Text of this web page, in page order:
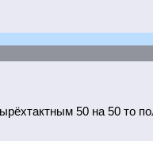
50 на 50 то